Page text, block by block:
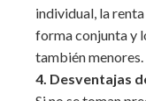
individual, la renta
forma conjunta y
también menores.
4. Desventajas